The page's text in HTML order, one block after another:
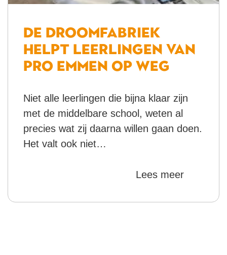
De Droomfabriek
helpt leerlingen van
PRO Emmen op weg
Niet alle leerlingen die bijna klaar zijn
met de middelbare school, weten al
precies wat zij daarna willen gaan doen.
Het valt ook niet…
Lees meer